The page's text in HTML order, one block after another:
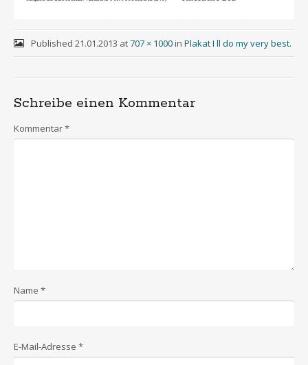
Published 21.01.2013 at707 × 1000in Plakat I ll do my very best.
Schreibe einen Kommentar
Kommentar*
Name *
E-Mail-Adresse *